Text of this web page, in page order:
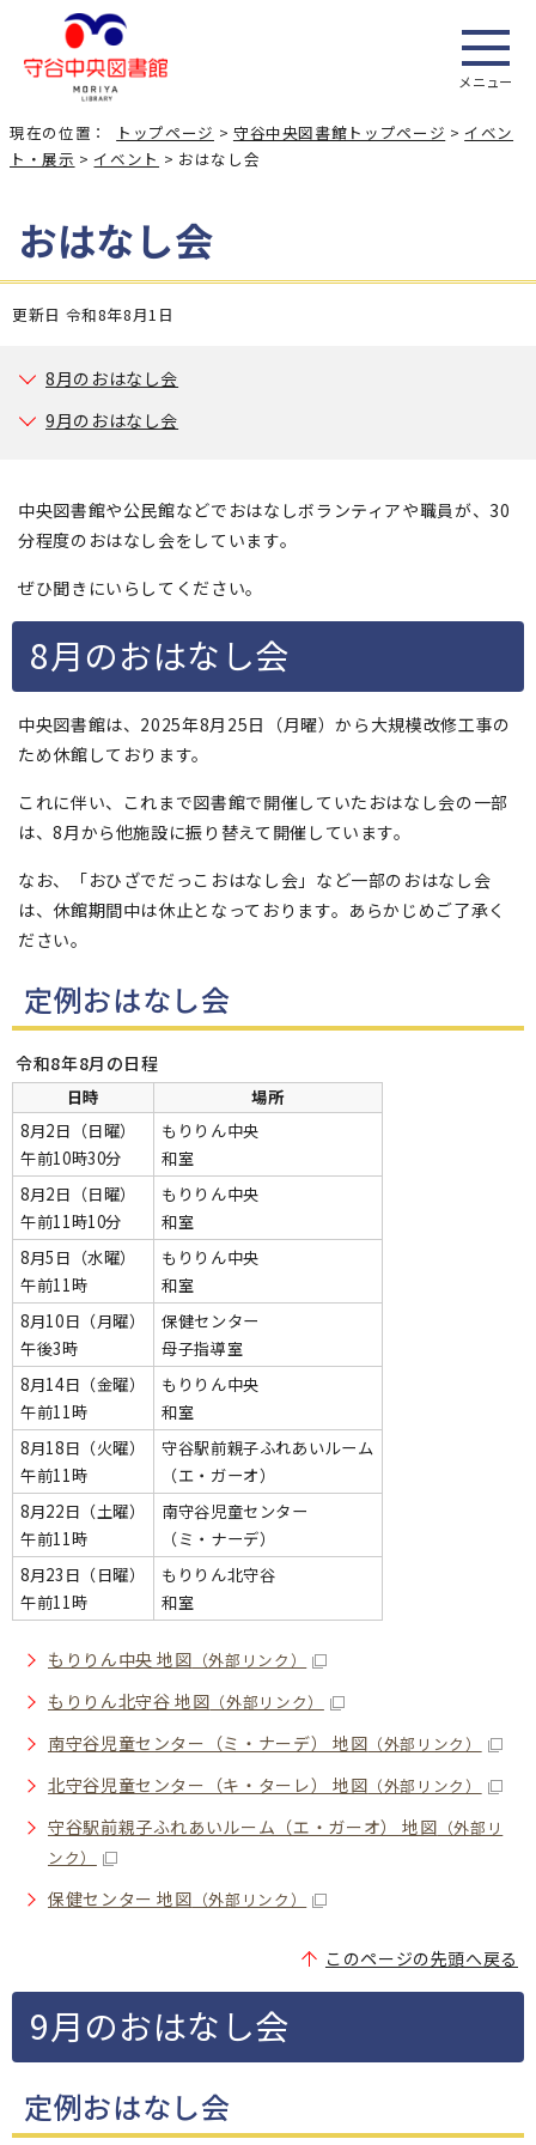
メニュー
現在の位置： トップページ > 守谷中央図書館トップページ > イベン
ト・展示 > イベント > おはなし会
おはなし会
更新日 令和8年8月1日
8月のおはなし会
9月のおはなし会
中央図書館や公民館などでおはなしボランティアや職員が、30
分程度のおはなし会をしています。
ぜひ聞きにいらしてください。
8月のおはなし会
中央図書館は、2025年8月25日（月曜）から大規模改修工事の
ため休館しております。
これに伴い、これまで図書館で開催していたおはなし会の一部
は、8月から他施設に振り替えて開催しています。
なお、「おひざでだっこおはなし会」など一部のおはなし会
は、休館期間中は休止となっております。あらかじめご了承く
ださい。
定例おはなし会
令和8年8月の日程
日時
場所
8月2日（日曜）
午前10時30分
もりりん中央
和室
8月2日（日曜）
午前11時10分
もりりん中央
和室
8月5日（水曜）
午前11時
もりりん中央
和室
8月10日（月曜）
午後3時
保健センター
母子指導室
8月14日（金曜）
午前11時
もりりん中央
和室
8月18日（火曜）
午前11時
守谷駅前親子ふれあいルーム
（エ・ガーオ）
8月22日（土曜）
午前11時
南守谷児童センター
（ミ・ナーデ）
8月23日（日曜）
午前11時
もりりん北守谷
和室
もりりん中央 地図 （外部リンク）
もりりん北守谷 地図 （外部リンク）
南守谷児童センター（ミ・ナーデ） 地図 （外部リンク）
北守谷児童センター（キ・ターレ） 地図 （外部リンク）
守谷駅前親子ふれあいルーム（エ・ガーオ） 地図 （外部リ
ンク）
保健センター 地図 （外部リンク）
このページの先頭へ戻る
9月のおはなし会
定例おはなし会